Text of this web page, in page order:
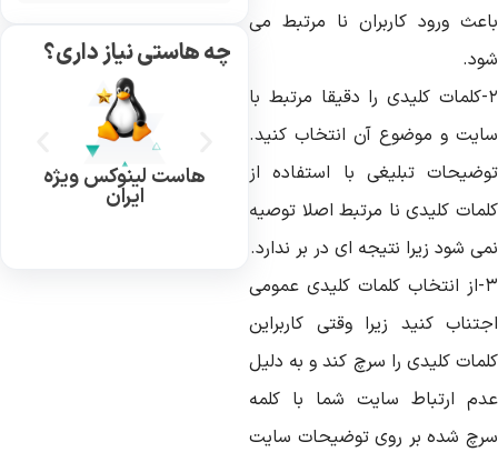
ورود کاربران نا مرتبط می
۲-کلمات کلیدی را دقیقا مرتبط با
و موضوع آن انتخاب کنید.
تبلیغی با استفاده از
کلیدی نا مرتبط اصلا توصیه
شود زیرا نتیجه ای در بر ندارد.
۳-از انتخاب کلمات کلیدی عمومی
کنید زیرا وقتی کاربراین
کلیدی را سرچ کند و به دلیل
ارتباط سایت شما با کلمه
شده بر روی توضیحات سایت
چه هاستی نیاز داری؟
هاست لینوکس ویژه
ایران